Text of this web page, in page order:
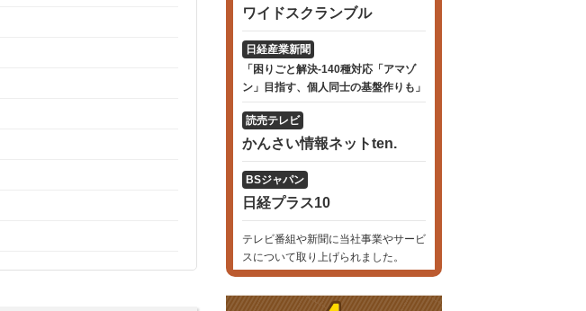
ワイドスクランブル
日経産業新聞
「困りごと解決-140種対応「アマゾ
ン」目指す、個人同士の基盤作りも」
読売テレビ
かんさい情報ネットten.
BSジャパン
日経プラス10
テレビ番組や新聞に当社事業やサービ
スについて取り上げられました。